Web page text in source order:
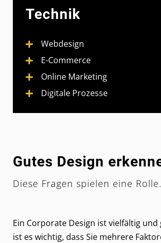
Technik
Webdesign
E-Commerce
Online Marketing
Digitale Prozesse
Gutes Design
Diese Fragen spielen eine Rolle.
Ein Corporate Design ist vielfältig und
ist es wichtig, dass Sie mehrere